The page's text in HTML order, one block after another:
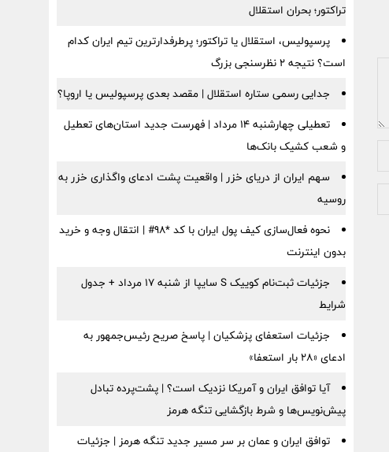
تراکتور؛ بحران استقلال
پرسپولیس، استقلال یا تراکتور؛ پرطرفدارترین تیم ایران کدام
است؟ نتیجه ۲ نظرسنجی بزرگ
جدایی رسمی ستاره استقلال | مقصد بعدی پرسپولیس یا اروپا؟
تعطیلی چهارشنبه ۱۴ مرداد | فهرست جدید استان‌های تعطیل
و شعب کشیک بانک‌ها
سهم ایران از دریای خزر | واقعیت پشت ادعای واگذاری خزر به
روسیه
نحوه فعال‌سازی کیف پول ایران با کد *98# | انتقال وجه و خرید
بدون اینترنت
جزئیات ثبت‌نام کوییک S سایپا از شنبه ۱۷ مرداد + جدول
شرایط
جزئیات استعفای پزشکیان | پاسخ صریح رئیس‌جمهور به
ادعای «۲۸ بار استعفا»
آیا توافق ایران و آمریکا نزدیک است؟ | پشت‌پرده تبادل
پیش‌نویس‌ها و شرط بازگشایی تنگه هرمز
توافق ایران و عمان بر سر مسیر جدید تنگه هرمز | جزئیات